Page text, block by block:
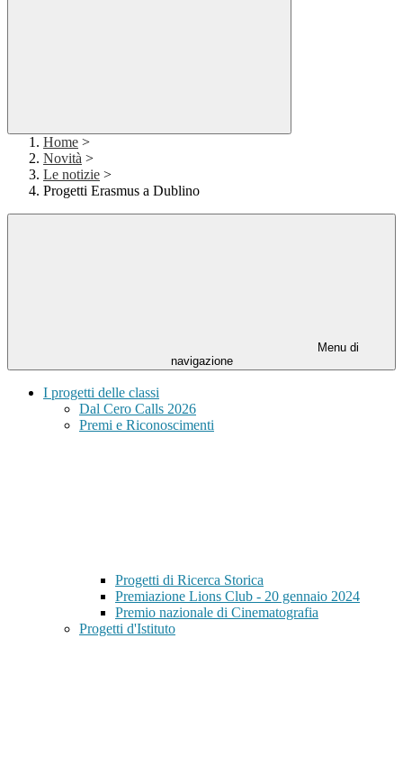
Home >
Novità >
Le notizie >
Progetti Erasmus a Dublino
Menu di
navigazione
I progetti delle classi
Dal Cero Calls 2026
Premi e Riconoscimenti
Progetti di Ricerca Storica
Premiazione Lions Club - 20 gennaio 2024
Premio nazionale di Cinematografia
Progetti d'Istituto